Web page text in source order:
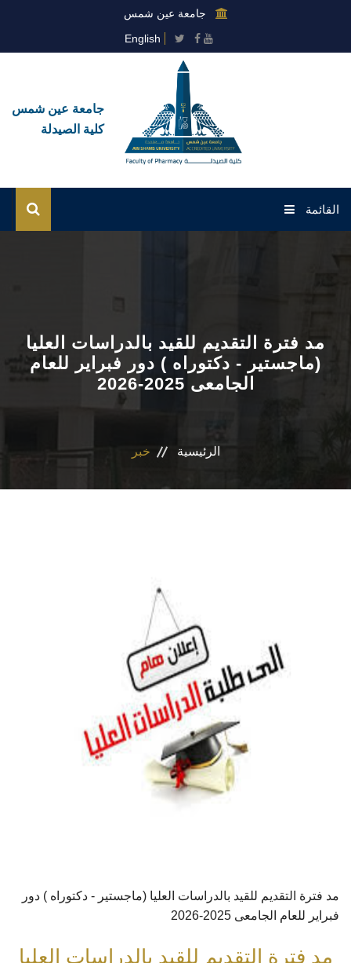
جامعة عين شمس
English
جامعة عين شمس
كلية الصيدلة
القائمة
القطاعات
مد فترة التقديم للقيد بالدراسات العليا
(ماجستير - دكتوراه ) دور فبراير للعام
الجامعى 2025-2026
الرئيسية خبر
مد فترة التقديم للقيد بالدراسات العليا (ماجستير - دكتوراه ) دور
فبراير للعام الجامعى 2025-2026
مد فترة التقديم للقيد بالدراسات العليا